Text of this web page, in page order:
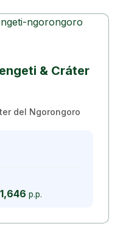
& Cráter
del Ngorongoro
p.p.